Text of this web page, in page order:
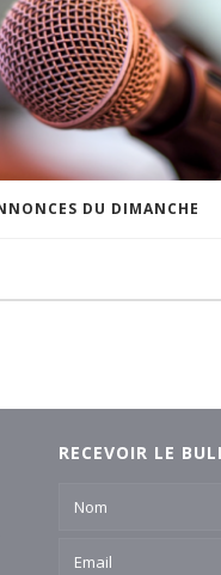
DU DIMANCHE
RECEVOIR LE